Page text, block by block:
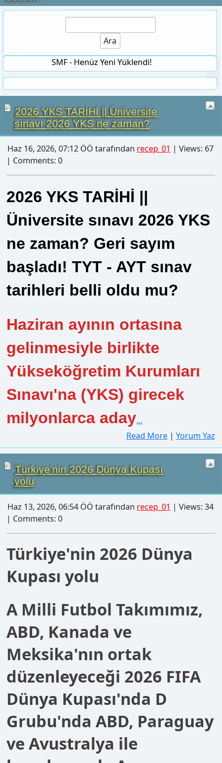
SMF - Henüz Yeni Yüklendi!
2026 YKS TARİHİ || Üniversite
sınavı 2026 YKS ne zaman?
Haz 16, 2026, 07:12 ÖÖ tarafındanrecep_01
| Comments: 0
2026 YKS TARİHİ ||
Üniversite sınavı 2026 YKS
ne zaman? Geri sayım
başladı! TYT - AYT sınav
tarihleri belli oldu mu?
gelinmesiyle birlikte
Yükseköğretim Kurumları
Sınavı'na (YKS) girecek
milyonlarca aday...
Read More
Türkiye'nin 2026 Dünya Kupası
Haz 13, 2026, 06:54 ÖÖ tarafından
| Comments: 0
Türkiye'nin 2026 Dünya
Kupası yolu
A Milli Futbol Takımımız,
ABD, Kanada ve
Meksika'nın ortak
düzenleyeceği 2026 FIFA
Dünya Kupası'nda D
Grubu'nda ABD, Paraguay
ve Avustralya ile
karşılaşacak. Ay-